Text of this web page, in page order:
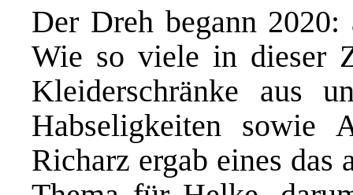
Der Dreh begann
Wie so viele in dieser
Kleiderschränke aus
Habseligkeiten sowie
Richarz ergab eines das